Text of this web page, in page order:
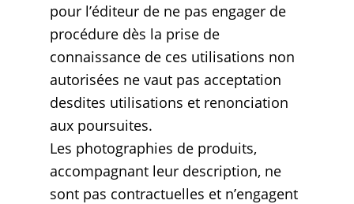
pour l’éditeur de ne pas engager de
procédure dès la prise de
connaissance de ces utilisations non
autorisées ne vaut pas acceptation
desdites utilisations et renonciation
aux poursuites.
Les photographies de produits,
accompagnant leur description, ne
sont pas contractuelles et n’engagent